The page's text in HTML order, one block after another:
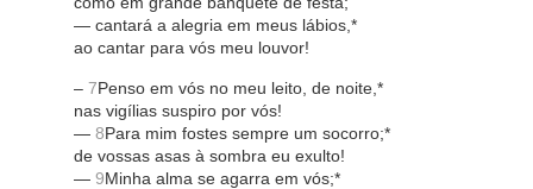
— cantará a alegria em meus lábios,*
ao cantar para vós meu louvor!
– 7Penso em vós no meu leito, de noite,*
nas vigílias suspiro por vós!
— 8Para mim fostes sempre um socorro;*
de vossas asas à sombra eu exulto!
— 9Minha alma se agarra em vós;*